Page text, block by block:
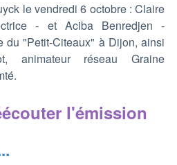
le vendredi 6 octobre : Claire
- et Aciba Benredjen -
du "Petit-Citeaux" à Dijon, ainsi
animateur réseau Graine
l'émission